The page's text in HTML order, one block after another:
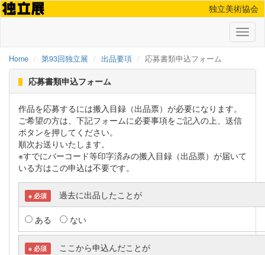
独立美術協会
Home 第93回独立展 出品要項 応募書類申込フォーム
応募書類申込フォーム
作品を応募するには搬入目録（出品票）が必要になります。
ご希望の方は、下記フォームに必要事項をご記入の上、送信
ボタンを押してください。
順次お送りいたします。
※すでにバーコード等印字済みの搬入目録（出品票）が届いて
いる方はこの申込は不要です。
※ 必須 過去に出品したことが
ある ない
※ 必須 ここから申込んだことが